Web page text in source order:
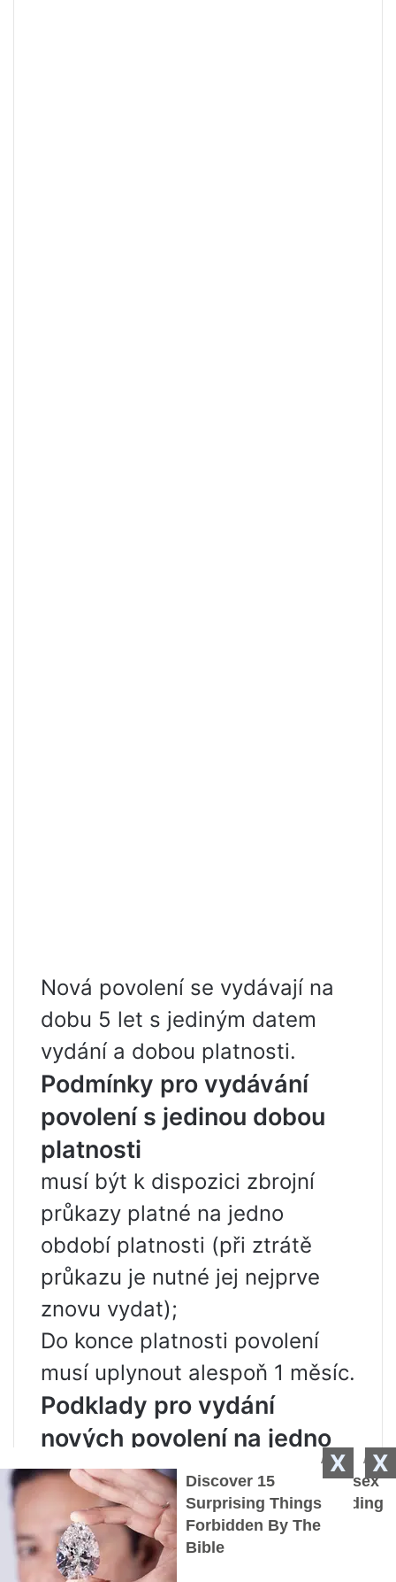
X
X
Nová povolení se vydávají na
dobu 5 let s jediným datem
vydání a dobou platnosti.
Podmínky pro vydávání
povolení s jedinou dobou
platnosti
musí být k dispozici zbrojní
průkazy platné na jedno
období platnosti (při ztrátě
průkazu je nutné jej nejprve
znovu vydat);
Do konce platnosti povolení
musí uplynout alespoň 1 měsíc.
Podklady pro vydání
nových povolení na jedno
období
cestovní pas občana Ruské
federace;
originály povolení, na jejichž